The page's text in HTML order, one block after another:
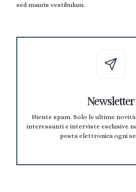
sed mauris vestibulum.
Newsletter
Niente spam. Solo le ultime
interessanti e interviste esclusive
posta elettronica ogni